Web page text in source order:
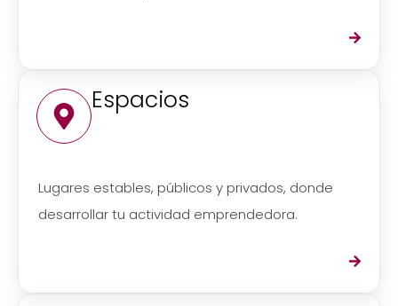
Espacios
Lugares estables, públicos y privados, donde
desarrollar tu actividad emprendedora.